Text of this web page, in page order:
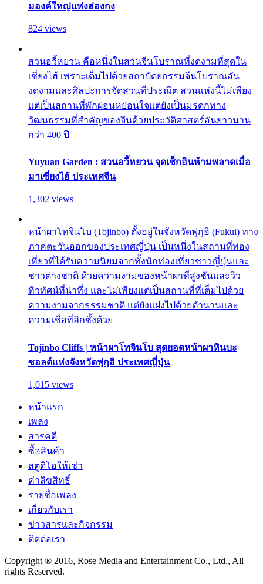
มองค์ใหญ่แห่งฮ่องกง
824 views
สวนอวี้หยวน คือหนึ่งในสวนจีนโบราณที่งดงามที่สุดใน
เซี่ยงไฮ้ เพราะเต็มไปด้วยสถาปัตยกรรมจีนโบราณอัน
งดงามและศิลปะการจัดสวนที่ประณีต สวนแห่งนี้ไม่เพียง
แต่เป็นสถานที่พักผ่อนหย่อนใจแต่ยังเป็นมรดกทาง
วัฒนธรรมที่สำคัญของจีนด้วยประวัติศาสตร์อันยาวนาน
กว่า 400 ปี
Yuyuan Garden : สวนอวี้หยวน จุดเช็กอินห้ามพลาดเมื่อ
มาเซี่ยงไฮ้ ประเทศจีน
1,302 views
หน้าผาโทจินโบ (Tojinbo) ตั้งอยู่ในจังหวัดฟุกุอิ (Fukui) ทาง
ภาคตะวันออกของประเทศญี่ปุ่น เป็นหนึ่งในสถานที่ท่อง
เที่ยวที่ได้รับความนิยมจากทั้งนักท่องเที่ยวชาวญี่ปุ่นและ
ชาวต่างชาติ ด้วยความงามของหน้าผาที่สูงชันและวิว
ทิวทัศน์ที่น่าทึ่ง และไม่เพียงแต่เป็นสถานที่ที่เต็มไปด้วย
ความงามจากธรรมชาติ แต่ยังแฝงไปด้วยตำนานและ
ความเชื่อที่ลึกซึ้งด้วย
Tojinbo Cliffs | หน้าผาโทจินโบ สุดยอดหน้าผาหินบะ
ซอลต์แห่งจังหวัดฟุกุอิ ประเทศญี่ปุ่น
1,015 views
หน้าแรก
เพลง
สารคดี
ซื้อสินค้า
สตูดิโอให้เช่า
ค่าลิขสิทธิ์
รายชื่อเพลง
เกี่ยวกับเรา
ข่าวสารและกิจกรรม
ติดต่อเรา
Copyright ® 2016, Rose Media and Entertainment Co., Ltd., All
rights Reserved.